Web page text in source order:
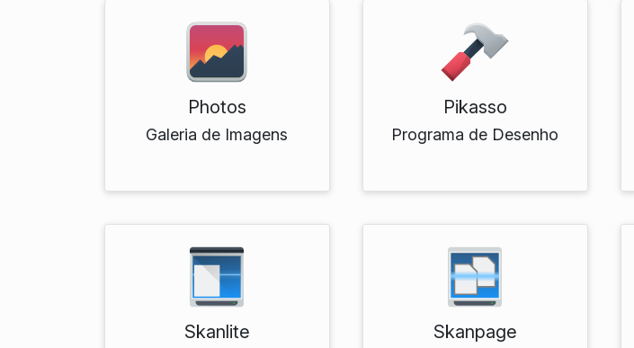
Photos
Galeria de Imagens
Pikasso
Programa de Desenho
Skanlite Skanpage